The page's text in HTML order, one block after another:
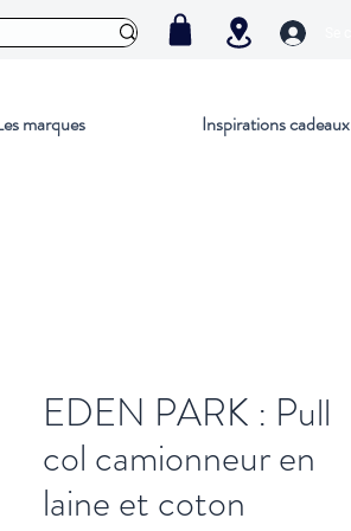
marques Inspirations cadeaux
EDEN PARK : Pull
col camionneur en
laine et coton